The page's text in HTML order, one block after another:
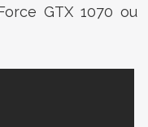
GTX 1070 ou